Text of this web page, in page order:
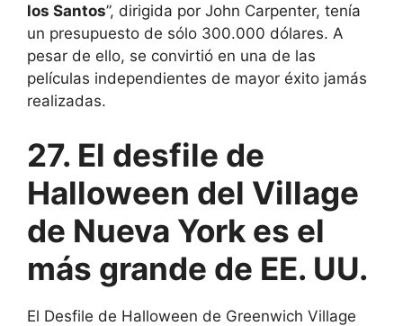
los Santos”, dirigida por John Carpenter, tenía
un presupuesto de sólo 300.000 dólares. A
pesar de ello, se convirtió en una de las
películas independientes de mayor éxito jamás
realizadas.
27. El desfile de
Halloween del Village
de Nueva York es el
más grande de EE. UU.
El Desfile de Halloween de Greenwich Village